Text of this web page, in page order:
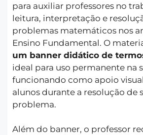
para auxiliar professores no
leitura, interpretação e
problemas matemáticos nos
Ensino Fundamental. O
um banner didático de
ideal para uso permanente na
funcionando como apoio
alunos durante a resolução de
problema.
Além do banner, o professor